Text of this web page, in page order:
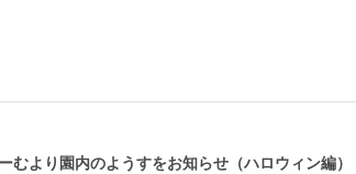
むより園内のようすをお知らせ（ハロウィン編）